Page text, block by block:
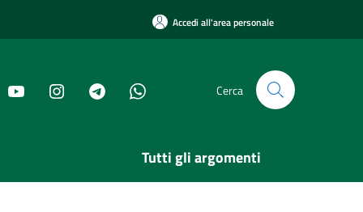
Accedi all'area personale
Cerca
Tutti gli argomenti